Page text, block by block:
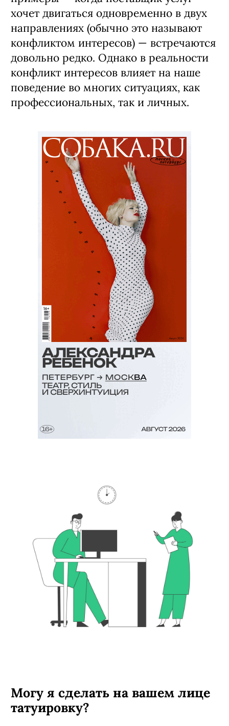
хочет двигаться одновременно в двух
направлениях (обычно это называют
конфликтом интересов) — встречаются
довольно редко. Однако в реальности
конфликт интересов влияет на наше
поведение во многих ситуациях, как
профессиональных, так и личных.
Могу я сделать на вашем лице
татуировку?